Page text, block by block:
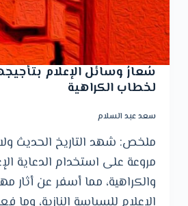
سُعارُ وسائل الإعلام
لخطاب الكراهية
سعد عبد السلام
ملخص: شهد التاريخ الحديث ولا
مروعة على استخدام الدعاية
والكراهية، مما أسفر عن أثار